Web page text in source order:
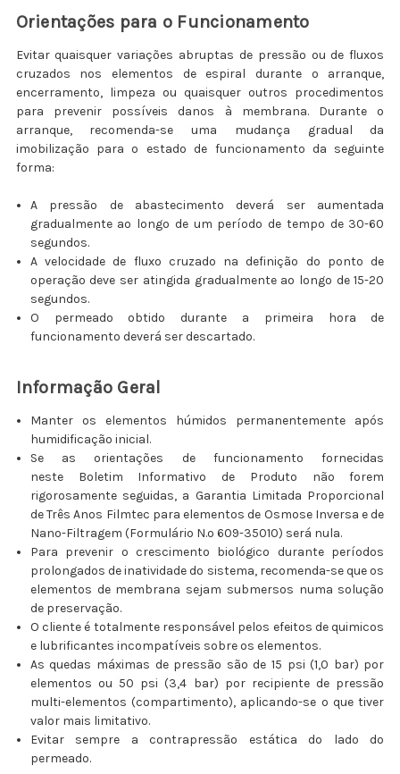
Orientações para o Funcionamento
Evitar quaisquer variações abruptas de pressão ou de fluxos
cruzados nos elementos de espiral durante o arranque,
encerramento, limpeza ou quaisquer outros procedimentos
para prevenir possíveis danos à membrana. Durante o
arranque, recomenda-se uma mudança gradual da
imobilização para o estado de funcionamento da seguinte
forma:
A pressão de abastecimento deverá ser aumentada
gradualmente ao longo de um período de tempo de 30-60
segundos.
A velocidade de fluxo cruzado na definição do ponto de
operação deve ser atingida gradualmente ao longo de 15-20
segundos.
O permeado obtido durante a primeira hora de
funcionamento deverá ser descartado.
Informação Geral
Manter os elementos húmidos permanentemente após
humidificação inicial.
Se as orientações de funcionamento fornecidas
neste Boletim Informativo de Produto não forem
rigorosamente seguidas, a Garantia Limitada Proporcional
de Três Anos Filmtec para elementos de Osmose Inversa e de
Nano-Filtragem (Formulário N.º 609-35010) será nula.
Para prevenir o crescimento biológico durante períodos
prolongados de inatividade do sistema, recomenda-se que os
elementos de membrana sejam submersos numa solução
de preservação.
O cliente é totalmente responsável pelos efeitos de quimicos
e lubrificantes incompatíveis sobre os elementos.
As quedas máximas de pressão são de 15 psi (1,0 bar) por
elementos ou 50 psi (3,4 bar) por recipiente de pressão
multi-elementos (compartimento), aplicando-se o que tiver
valor mais limitativo.
Evitar sempre a contrapressão estática do lado do
permeado.